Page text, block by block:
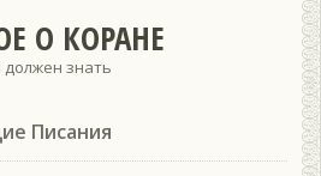
О КОРАНЕ
знать
Писания